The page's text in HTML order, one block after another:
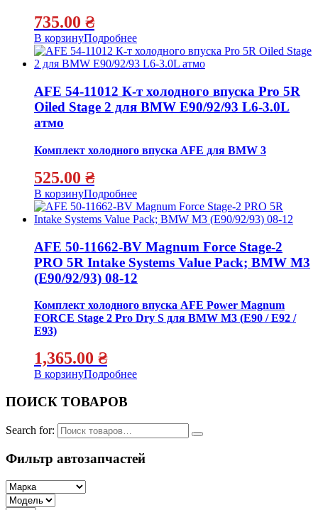
735.00 ₴
В корзинуПодробнее
AFE 54-11012 К-т холодного впуска Pro 5R
Oiled Stage 2 для BMW E90/92/93 L6-3.0L
атмо
Комплект холодного впуска AFE для BMW 3
525.00 ₴
В корзинуПодробнее
AFE 50-11662-BV Magnum Force Stage-2
PRO 5R Intake Systems Value Pack; BMW M3
(E90/92/93) 08-12
Комплект холодного впуска AFE Power Magnum
FORCE Stage 2 Pro Dry S для BMW M3 (E90 / E92 /
E93)
1,365.00 ₴
В корзинуПодробнее
ПОИСК ТОВАРОВ
Search for:
Фильтр автозапчастей